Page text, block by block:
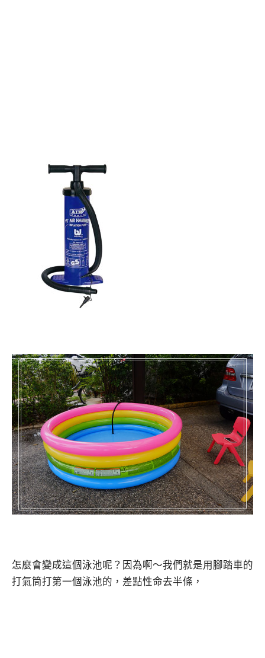
怎麼會變成這個泳池呢？因為啊～我們就是用腳踏車的
打氣筒打第一個泳池的，差點性命去半條，